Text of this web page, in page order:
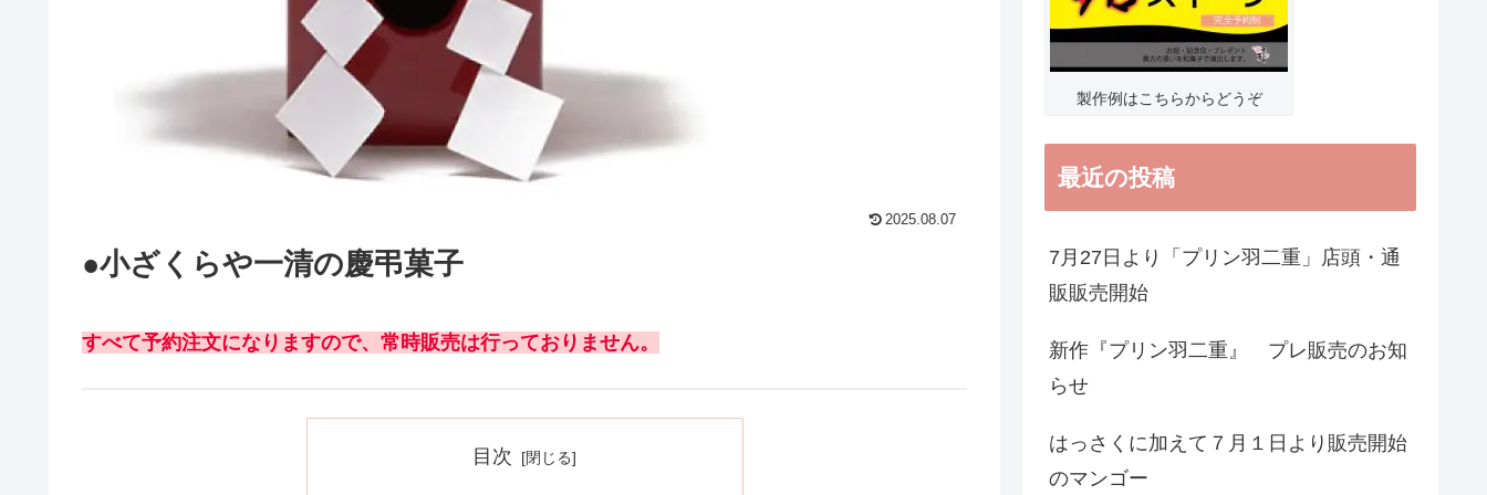
2025.08.07
●小ざくらや一清の慶弔菓子
すべて予約注文になりますので、常時販売は行っておりません。
目次
製作例はこちらからどうぞ
最近の投稿
7月27日より「プリン羽二重」店頭・通
販販売開始
新作『プリン羽二重』 プレ販売のお知
らせ
はっさくに加えて７月１日より販売開始
のマンゴー